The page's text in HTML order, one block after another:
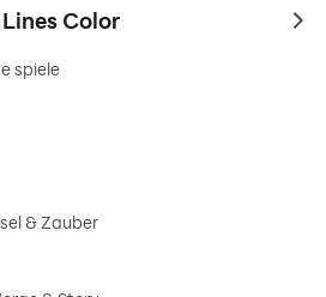
Color to
spiele
& Zauber